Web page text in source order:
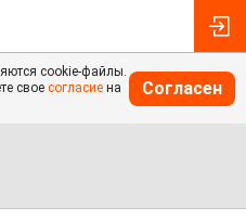
cookie-файлы.
свое согласие на
Согласен